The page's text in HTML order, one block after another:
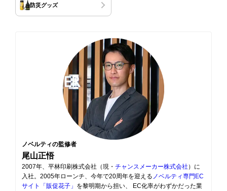
防災グッズ
ノベルティの監修者
尾山正悟
2007年、平林印刷株式会社（現・ チャンスメーカー株式会社 ）に
入社。2005年ローンチ、今年で20周年を迎える ノベルティ専門EC
サイト「販促花子」 を黎明期から担い、 EC化率がわずかだった業